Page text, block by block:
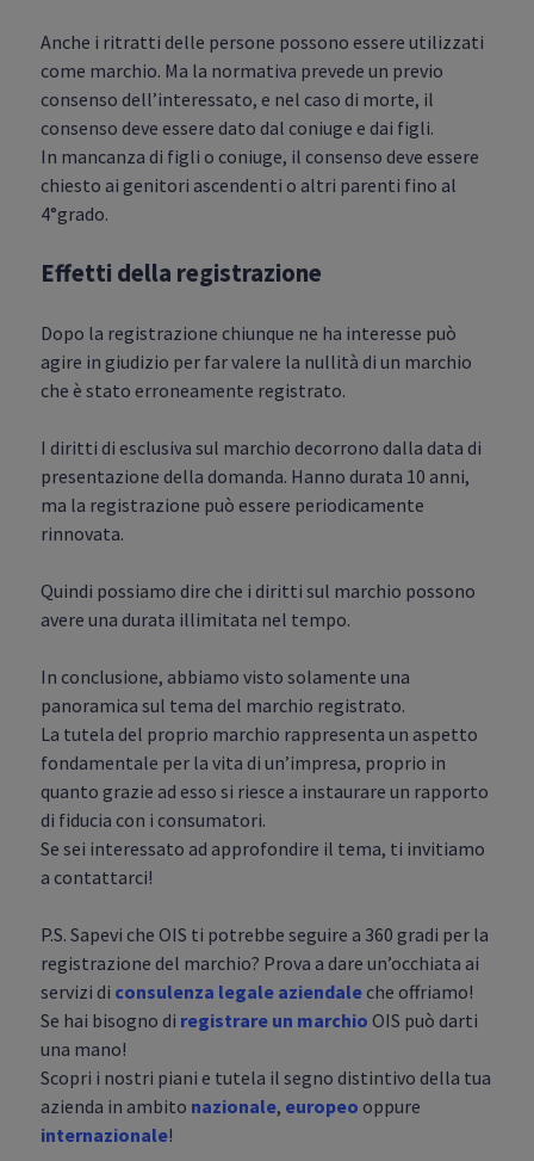
Anche i ritratti delle persone possono essere utilizzati
come marchio. Ma la normativa prevede un previo
consenso dell’interessato, e nel caso di morte, il
consenso deve essere dato dal coniuge e dai figli.
In mancanza di figli o coniuge, il consenso deve essere
chiesto ai genitori ascendenti o altri parenti fino al
4°grado.
Effetti della registrazione
Dopo la registrazione chiunque ne ha interesse può
agire in giudizio per far valere la nullità di un marchio
che è stato erroneamente registrato.
I diritti di esclusiva sul marchio decorrono dalla data di
presentazione della domanda. Hanno durata 10 anni,
ma la registrazione può essere periodicamente
rinnovata.
Quindi possiamo dire che i diritti sul marchio possono
avere una durata illimitata nel tempo.
In conclusione, abbiamo visto solamente una
panoramica sul tema del marchio registrato.
La tutela del proprio marchio rappresenta un aspetto
fondamentale per la vita di un’impresa, proprio in
quanto grazie ad esso si riesce a instaurare un rapporto
di fiducia con i consumatori.
Se sei interessato ad approfondire il tema, ti invitiamo
a contattarci!
P.S. Sapevi che OIS ti potrebbe seguire a 360 gradi per la
registrazione del marchio? Prova a dare un’occhiata ai
servizi di consulenza legale aziendaleche offriamo!
Se hai bisogno di registrare un marchio OIS può darti
una mano!
Scopri i nostri piani e tutela il segno distintivo della tua
azienda in ambito nazionale, europeo oppure
internazionale!